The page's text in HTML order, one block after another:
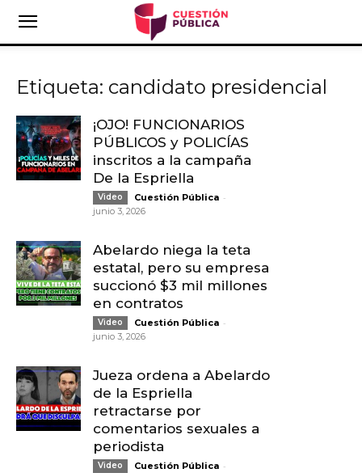
Etiqueta: candidato presidencial
¡OJO! FUNCIONARIOS
PÚBLICOS y POLICÍAS
inscritos a la campaña
De la Espriella
Video Cuestión Pública -
junio 3, 2026
Abelardo niega la teta
estatal, pero su empresa
succionó $3 mil millones
en contratos
Video Cuestión Pública -
junio 3, 2026
Jueza ordena a Abelardo
de la Espriella
retractarse por
comentarios sexuales a
periodista
Video Cuestión Pública -